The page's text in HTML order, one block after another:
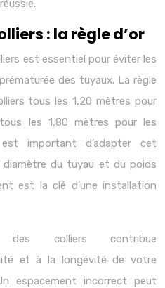
: la règle d’or
est essentiel pour éviter les
des tuyaux. La règle
tous les 1,20 mètres pour
les 1,80 mètres pour les
important d’adapter cet
du tuyau et du poids
est la clé d’une installation
des colliers contribue
et à la longévité de votre
espacement incorrect peut